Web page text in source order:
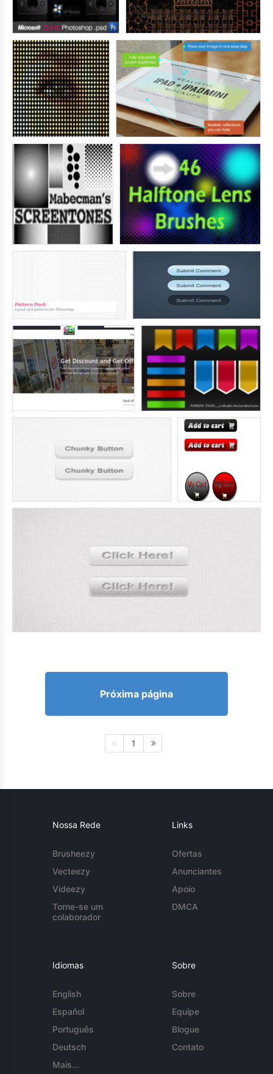
Próxima página
1
Nossa Rede
Brusheezy
Vecteezy
Videezy
Torne-se um
colaborador
Links
Ofertas
Anunciantes
Apoio
DMCA
Idiomas
English
Español
Português
Deutsch
Mais...
Sobre
Sobre
Equipe
Blogue
Contato